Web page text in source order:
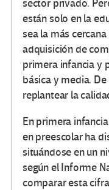
sector privado.
están solo en la
sea la más
adquisición de
primera infancia y
básica y media.
replantear la
En primera
en preescolar ha
situándose en un
según el Informe
comparar esta